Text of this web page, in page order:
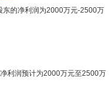
东的净利润为2000万元-2500万
利润预计为2000万元至2500万